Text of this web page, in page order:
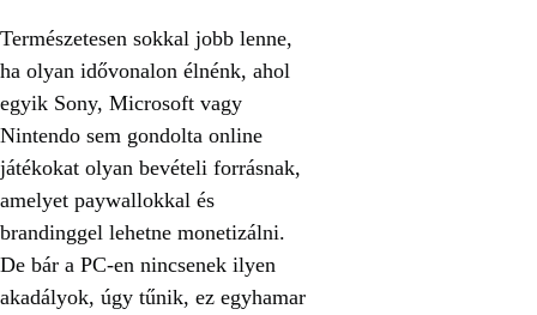
Természetesen sokkal jobb lenne,
ha olyan idővonalon élnénk, ahol
egyik Sony, Microsoft vagy
Nintendo sem gondolta online
játékokat olyan bevételi forrásnak,
amelyet paywallokkal és
brandinggel lehetne monetizálni.
De bár a PC-en nincsenek ilyen
akadályok, úgy tűnik, ez egyhamar